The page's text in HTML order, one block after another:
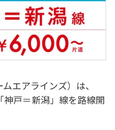
エアラインズ）は、
戸＝新潟」線を路線開